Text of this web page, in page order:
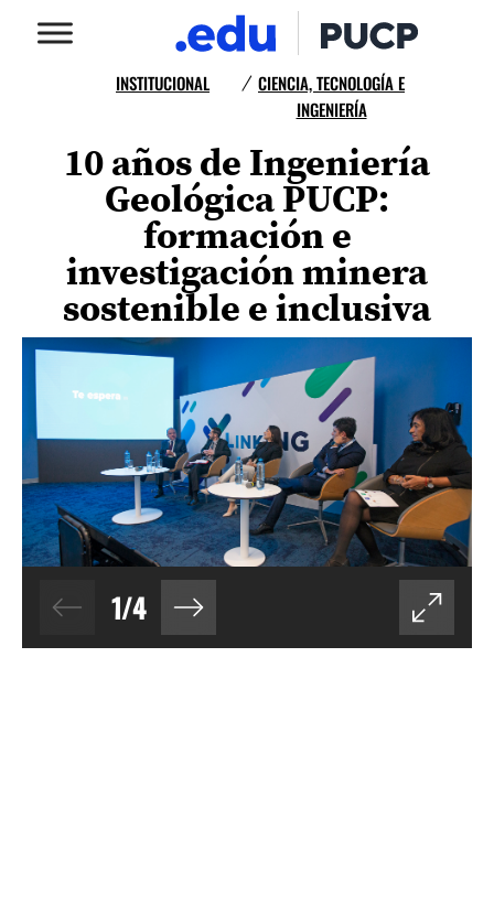
INSTITUCIONAL / CIENCIA, TECNOLOGÍA E
INGENIERÍA
10 años de Ingeniería
Geológica PUCP:
formación e
investigación minera
sostenible e inclusiva
1/4